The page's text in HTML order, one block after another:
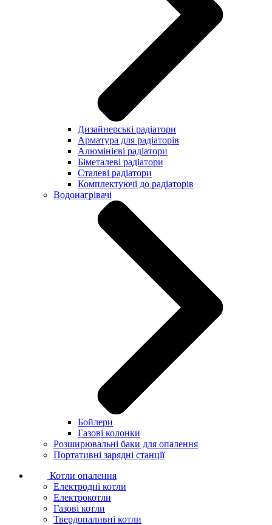
Дизайнерські радіатори
Арматура для радіаторів
Алюмінієві радіатори
Біметалеві радіатори
Сталеві радіатори
Комплектуючі до радіаторів
Водонагрівачі
Бойлери
Газові колонки
Розширювальні баки для опалення
Портативні зарядні станції
Котли опалення
Електродні котли
Електрокотли
Газові котли
Твердопаливні котли